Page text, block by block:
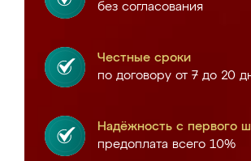
без согласования
Честные сроки
по договору от 7 до 20
Надёжность с первого
предоплата всего 10%